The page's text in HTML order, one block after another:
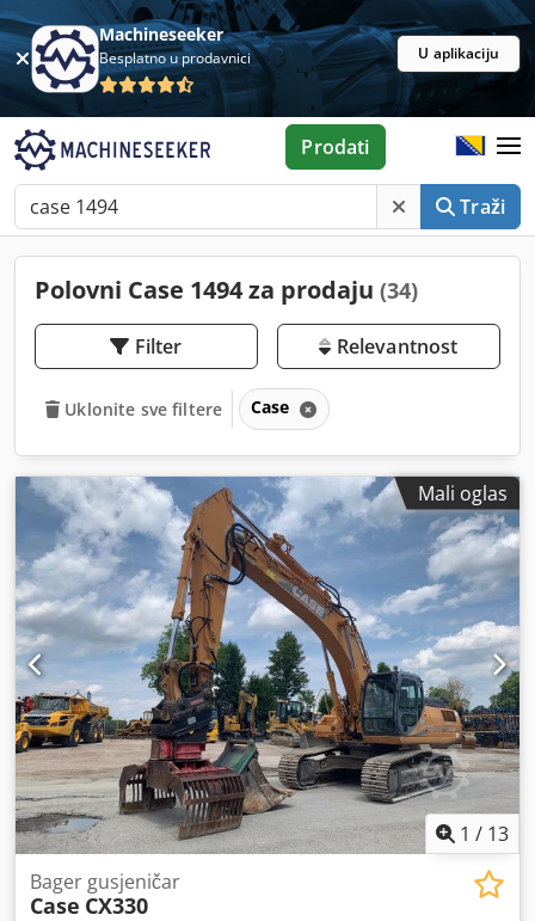
Machineseeker
Besplatno u prodavnici U aplikaciju
Traži
Prodati
Polovni Case 1494 za prodaju (34)
Filter Relevantnost
Uklonite sve filtere Case
Mali oglas
1 / 13
Bager gusjeničar
Case CX330